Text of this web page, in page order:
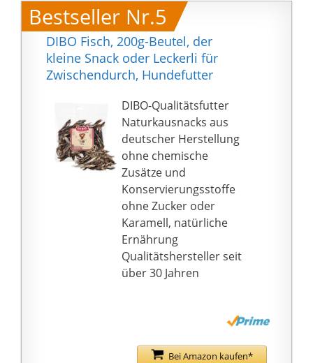
Bestseller Nr.5
DIBO Fisch, 200g-Beutel, der
kleine Snack oder Leckerli für
Zwischendurch, Hundefutter
DIBO-Qualitätsfutter
Naturkausnacks aus
deutscher Herstellung
ohne chemische
Zusätze und
Konservierungsstoffe
ohne Zucker oder
Karamell, natürliche
Ernährung
Qualitätshersteller seit
über 30 Jahren
Bei Amazon kaufen*